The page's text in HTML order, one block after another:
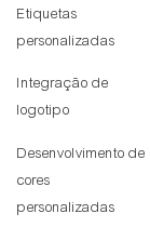
Etiquetas
personalizadas
Integração de
logotipo
Desenvolvimento de
cores
personalizadas